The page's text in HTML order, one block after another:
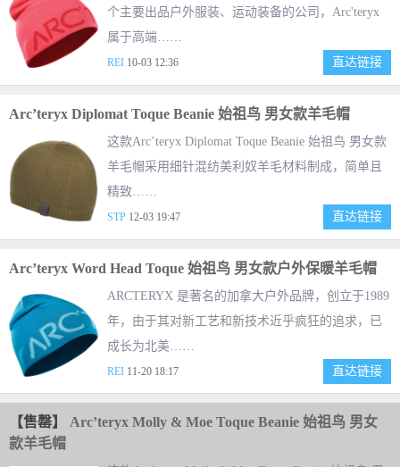
个主要出品户外服装、运动装备的公司，Arc'teryx
属于高端……
REI 10-03 12:36 直达链接
Arc’teryx Diplomat Toque Beanie 始祖鸟 男女款羊毛帽
这款Arc’teryx Diplomat Toque Beanie 始祖鸟 男女款
羊毛帽采用细针混纺美利奴羊毛材料制成，简单且
精致……
STP 12-03 19:47 直达链接
Arc’teryx Word Head Toque 始祖鸟 男女款户外保暖羊毛帽
ARCTERYX 是著名的加拿大户外品牌，创立于1989
年，由于其对新工艺和新技术近乎疯狂的追求，已
成长为北美……
REI 11-20 18:17 直达链接
【售罄】 Arc’teryx Molly & Moe Toque Beanie 始祖鸟 男女
款羊毛帽